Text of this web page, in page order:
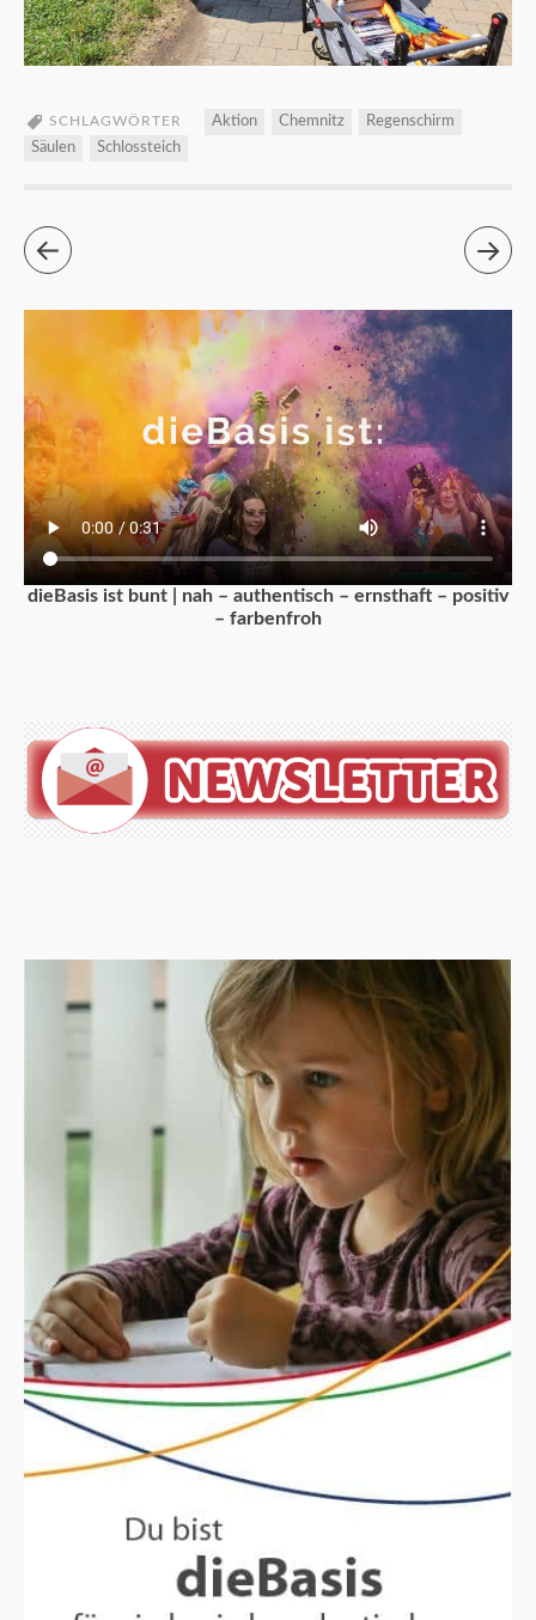
SCHLAGWÖRTER Aktion Chemnitz
Regenschirm
Säulen
Schlossteich
dieBasis ist bunt | nah – authentisch – ernsthaft – positiv
– farbenfroh